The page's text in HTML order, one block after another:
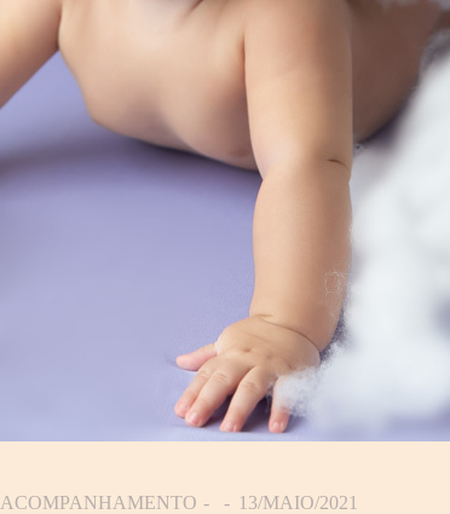
ACOMPANHAMENTO 13/MAIO/2021